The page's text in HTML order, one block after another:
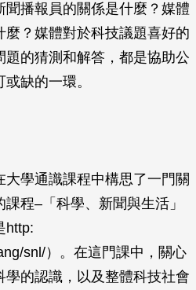
播報員的關係是什麼？媒體
？媒體對於科技議題喜好的
的猜測和解答，都是協助公
缺的一環。
學通識課程中構思了一門關
程–「科學、新聞與生活」
http:
snl/）。在這門課中，關心
學的認識，以及整體科技社會